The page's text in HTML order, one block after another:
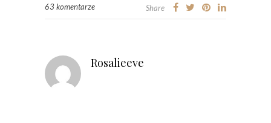
63 komentarze Share
Rosalieeve